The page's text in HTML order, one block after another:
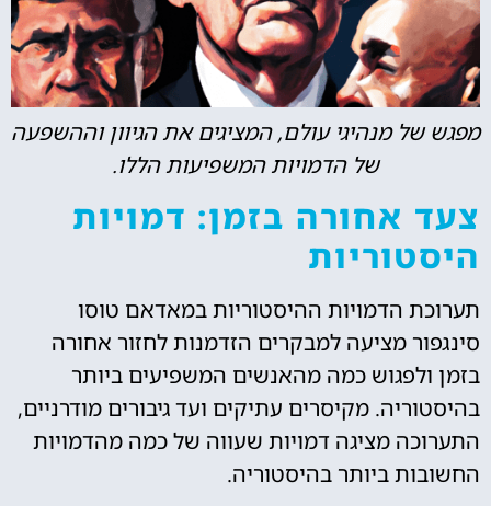
מפגש של מנהיגי עולם, המציגים את הגיוון וההשפעה
של הדמויות המשפיעות הללו.
צעד אחורה בזמן: דמויות
היסטוריות
תערוכת הדמויות ההיסטוריות במאדאם טוסו
סינגפור מציעה למבקרים הזדמנות לחזור אחורה
בזמן ולפגוש כמה מהאנשים המשפיעים ביותר
בהיסטוריה. מקיסרים עתיקים ועד גיבורים מודרניים,
התערוכה מציגה דמויות שעווה של כמה מהדמויות
החשובות ביותר בהיסטוריה.